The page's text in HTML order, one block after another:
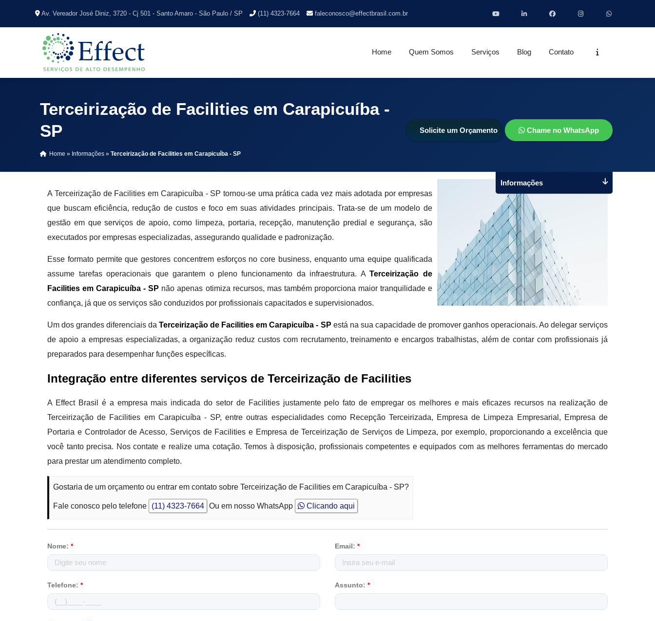
Av. Vereador José Diniz, 3720 - Cj 501 - Santo Amaro - São Paulo / SP (11) 4323-7664 faleconosco@effectbrasil.com.br
Home Quem Somos Serviços Blog Contato
Terceirização de Facilities em Carapicuíba -
SP
Home » Informações »Terceirização de Facilities em Carapicuíba - SP
Solicite um Orçamento Chame no WhatsApp
A Terceirização de Facilities em Carapicuíba - SP tornou-se uma prática cada vez mais adotada por empresas
que buscam eficiência, redução de custos e foco em suas atividades principais. Trata-se de um modelo de
gestão em que serviços de apoio, como limpeza, portaria, recepção, manutenção predial e segurança, são
executados por empresas especializadas, assegurando qualidade e padronização.
Esse formato permite que gestores concentrem esforços no core business, enquanto uma equipe qualificada
assume tarefas operacionais que garantem o pleno funcionamento da infraestrutura. ATerceirização de
Facilities em Carapicuíba - SP não apenas otimiza recursos, mas também proporciona maior tranquilidade e
confiança, já que os serviços são conduzidos por profissionais capacitados e supervisionados.
Um dos grandes diferenciais daTerceirização de Facilities em Carapicuíba - SP está na sua capacidade de promover ganhos operacionais. Ao delegar serviços
de apoio a empresas especializadas, a organização reduz custos com recrutamento, treinamento e encargos trabalhistas, além de contar com profissionais já
preparados para desempenhar funções específicas.
Integração entre diferentes serviços de Terceirização de Facilities
A Effect Brasil é a empresa mais indicada do setor de Facilities justamente pelo fato de empregar os melhores e mais eficazes recursos na realização de
Terceirização de Facilities em Carapicuíba - SP, entre outras especialidades como Recepção Terceirizada, Empresa de Limpeza Empresarial, Empresa de
Portaria e Controlador de Acesso, Serviços de Facilities e Empresa de Terceirização de Serviços de Limpeza, por exemplo, proporcionando a excelência que
você tanto precisa. Nos contate e realize uma cotação. Temos à disposição, profissionais competentes e equipados com as melhores ferramentas do mercado
para prestar um atendimento completo.
Gostaria de um orçamento ou entrar em contato sobre Terceirização de Facilities em Carapicuíba - SP?
Fale conosco pelo telefone (11) 4323-7664 Ou em nosso WhatsApp Clicando aqui
Nome:* Email: *
Telefone:* Assunto: *
Informações